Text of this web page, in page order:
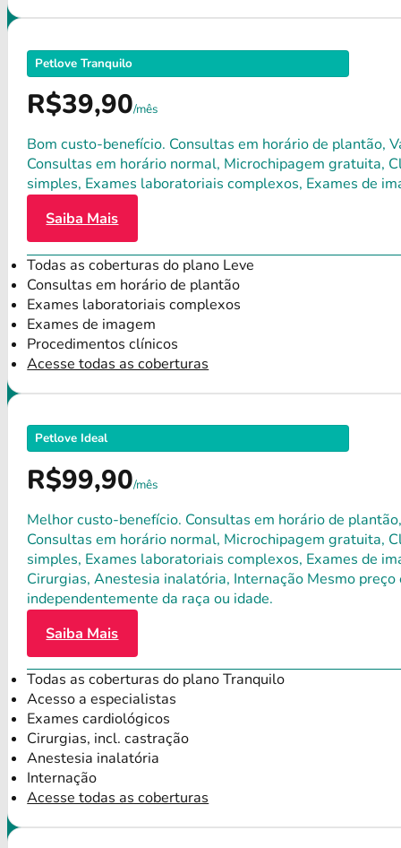
Petlove Tranquilo
R$39,90/mês
Bom custo-benefício. Consultas em horário de plantão,
Consultas em horário normal, Microchipagem gratuita,
simples, Exames laboratoriais complexos, Exames de
Saiba Mais
Todas as coberturas do plano Leve
Consultas em horário de plantão
Exames laboratoriais complexos
Exames de imagem
Procedimentos clínicos
Acesse todas as coberturas
Petlove Ideal
R$99,90/mês
Melhor custo-benefício. Consultas em horário de
Consultas em horário normal, Microchipagem gratuita,
simples, Exames laboratoriais complexos, Exames de
Cirurgias, Anestesia inalatória, Internação Mesmo
independentemente da raça ou idade.
Saiba Mais
Todas as coberturas do plano Tranquilo
Acesso a especialistas
Exames cardiológicos
Cirurgias, incl. castração
Anestesia inalatória
Internação
Acesse todas as coberturas